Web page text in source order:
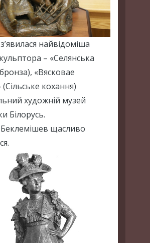
найвідоміша
– «Селянська
«Вясковае
кохання)
художній музей
Білорусь.
щасливо